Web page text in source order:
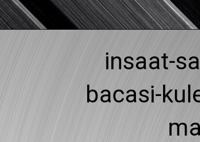
insaat-
bacasi-